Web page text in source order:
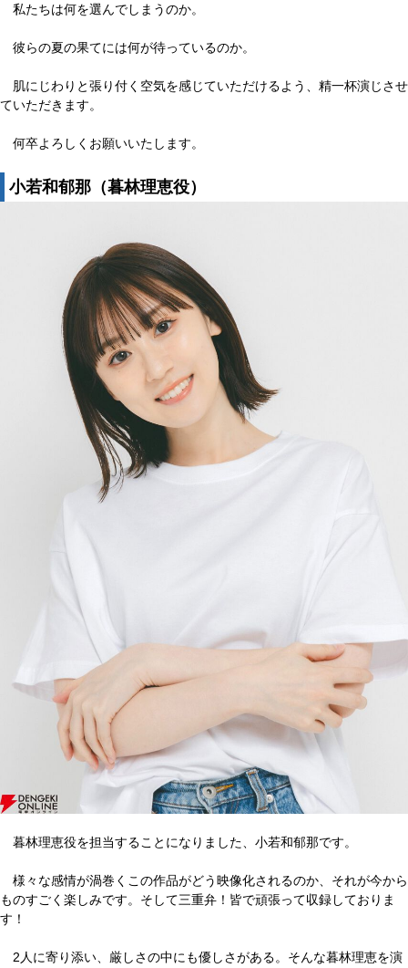
私たちは何を選んでしまうのか。
彼らの夏の果てには何が待っているのか。
肌にじわりと張り付く空気を感じていただけるよう、精一杯演じさせ
ていただきます。
何卒よろしくお願いいたします。
小若和郁那（暮林理恵役）
暮林理恵役を担当することになりました、小若和郁那です。
様々な感情が渦巻くこの作品がどう映像化されるのか、それが今から
ものすごく楽しみです。そして三重弁！皆で頑張って収録しておりま
す！
2人に寄り添い、厳しさの中にも優しさがある。そんな暮林理恵を演